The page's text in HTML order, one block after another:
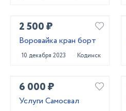
2 500 ₽
Воровайка кран борт
10 декабря 2023 Кодинск
6 000 ₽
Услуги Самосвал